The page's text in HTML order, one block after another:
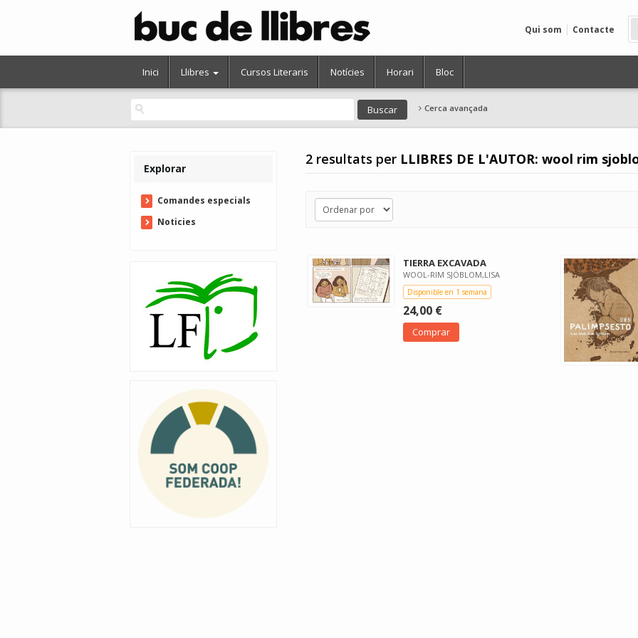
Qui som Contacte
Inici Llibres Cursos Literaris Notícies Horari Bloc
Cerca avançada
2 resultats per LLIBRES DE L'AUTOR: wool rim
TIERRA EXCAVADA
WOOL-RIM SJÖBLOM,LISA
Disponible en 1 semana
24,00 €
Comprar
Explorar
Comandes especials
Noticies